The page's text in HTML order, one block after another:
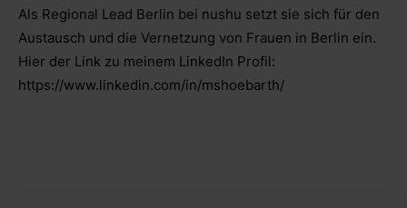
Als Regional Lead Berlin bei nushu setzt sie sich für den
Austausch und die Vernetzung von Frauen in Berlin ein.
Hier der Link zu meinem LinkedIn Profil:
https://www.linkedin.com/in/mshoebarth/